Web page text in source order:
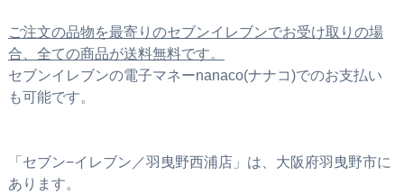
ご注文の品物を最寄りのセブンイレブンでお受け取りの場
合、全ての商品が送料無料です。
セブンイレブンの電子マネーnanaco(ナナコ)でのお支払い
も可能です。
「セブン−イレブン／羽曳野西浦店」は、大阪府羽曳野市に
あります。